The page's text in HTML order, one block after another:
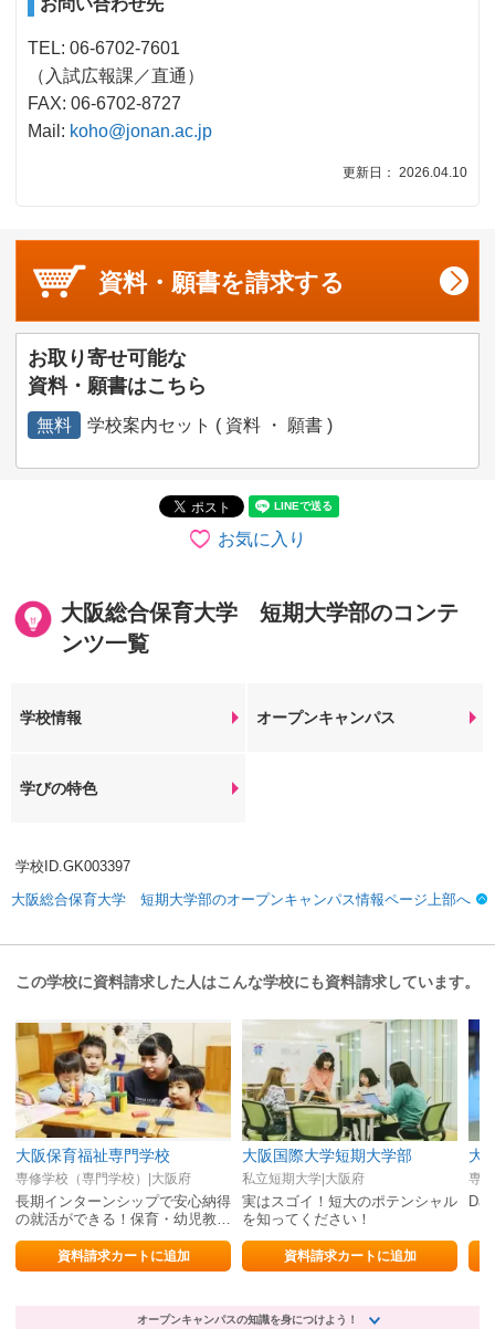
お問い合わせ先
TEL: 06-6702-7601
（入試広報課／直通）
FAX: 06-6702-8727
Mail: koho@jonan.ac.jp
更新日： 2026.04.10
資料・願書を請求する
お取り寄せ可能な
資料・願書はこちら
無料 学校案内セット ( 資料 ・ 願書 )
お気に入り
大阪総合保育大学 短期大学部のコンテ
ンツ一覧
学校情報 オープンキャンパス
学びの特色
学校ID.GK003397
大阪総合保育大学 短期大学部のオープンキャンパス情報ページ上部へ
この学校に資料請求した人はこんな学校にも資料請求しています。
大阪保育福祉専門学校
専修学校（専門学校）|大阪府
長期インターンシップで安心納得
の就活ができる！保育・幼児教育
だけじゃない、児童福祉のプロ
資料請求カートに追加
大阪国際大学短期大学部
私立短期大学|大阪府
実はスゴイ！短大のポテンシャル
を知ってください！
資料請求カートに追加
大
専
オープンキャンパスの知識を身につけよう！